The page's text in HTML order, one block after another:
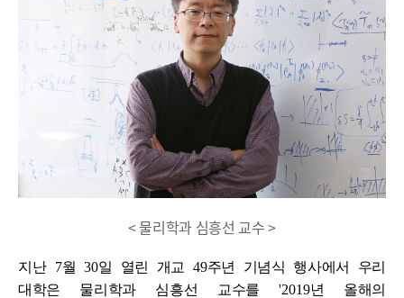
< 물리학과 심흥선 교수 >
지난 7월30일 열린 개교 49주년 기념식 행사에서 우리
대학은 물리학과 심흥선 교수를 '2019년 올해의